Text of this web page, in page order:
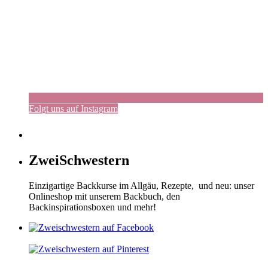
Folgt uns auf Instagram
ZweiSchwestern
Einzigartige Backkurse im Allgäu, Rezepte, und neu: unser
Onlineshop mit unserem Backbuch, den
Backinspirationsboxen und mehr!